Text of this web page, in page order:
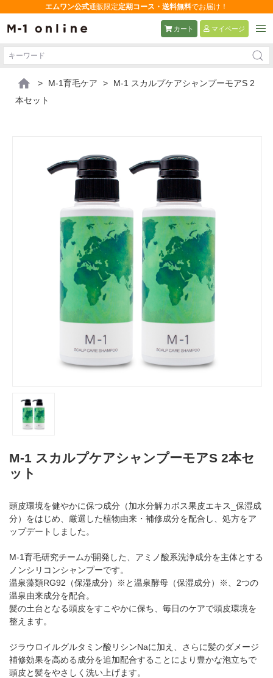
エムワン公式通販限定定期コース・送料無料でお届け！
カート マイページ
> M-1育毛ケア >
M-1 スカルプケアシャンプーモアS 2
本セット
M-1 スカルプケアシャンプーモアS 2本セ
ット
頭皮環境を健やかに保つ成分（加水分解カボス果皮エキス_保湿成
分）をはじめ、厳選した植物由来・補修成分を配合し、処方をア
ップデートしました。
M-1育毛研究チームが開発した、アミノ酸系洗浄成分を主体とする
ノンシリコンシャンプーです。
温泉藻類RG92（保湿成分）※と温泉酵母（保湿成分）※、2つの
温泉由来成分を配合。
髪の土台となる頭皮をすこやかに保ち、毎日のケアで頭皮環境を
整えます。
ジラウロイルグルタミン酸リシンNaに加え、さらに髪のダメージ
補修効果を高める成分を追加配合することにより豊かな泡立ちで
頭皮と髪をやさしく洗い上げます。